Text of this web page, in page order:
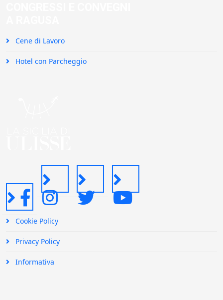
Cene di Lavoro
Hotel con Parcheggio
Cookie Policy
Privacy Policy
Informativa